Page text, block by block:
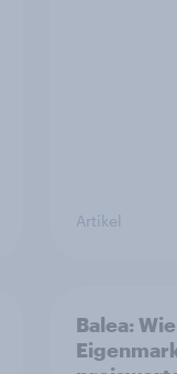
Artikel
Balea: